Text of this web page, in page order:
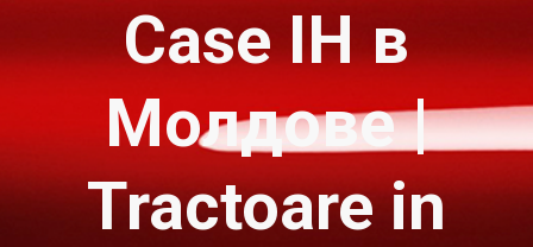
Case IH в
Молдове |
Tractoare in